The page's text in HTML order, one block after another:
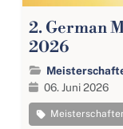
2. German
2026
06. Juni 2026